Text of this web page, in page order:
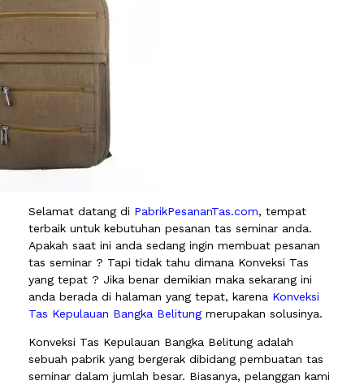
Selamat datang di PabrikPesananTas.com, tempat
terbaik untuk kebutuhan pesanan tas seminar anda.
Apakah saat ini anda sedang ingin membuat pesanan
tas seminar ? Tapi tidak tahu dimana Konveksi Tas
yang tepat ? Jika benar demikian maka sekarang ini
anda berada di halaman yang tepat, karena Konveksi
Tas Kepulauan Bangka Belitung merupakan solusinya.
Konveksi Tas Kepulauan Bangka Belitung adalah
sebuah pabrik yang bergerak dibidang pembuatan tas
seminar dalam jumlah besar. Biasanya, pelanggan kami